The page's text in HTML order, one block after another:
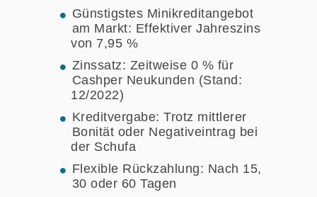
Günstigstes Minikreditangebot
am Markt: Effektiver Jahreszins
von 7,95 %
Zinssatz: Zeitweise 0 % für
Cashper Neukunden (Stand:
12/2022)
Kreditvergabe: Trotz mittlerer
Bonität oder Negativeintrag bei
der Schufa
Flexible Rückzahlung: Nach 15,
30 oder 60 Tagen